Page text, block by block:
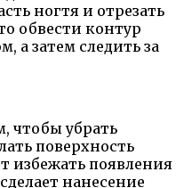
ногтя и отрезать
обвести контур
а затем следить за
чтобы убрать
поверхность
избежать появления
нанесение